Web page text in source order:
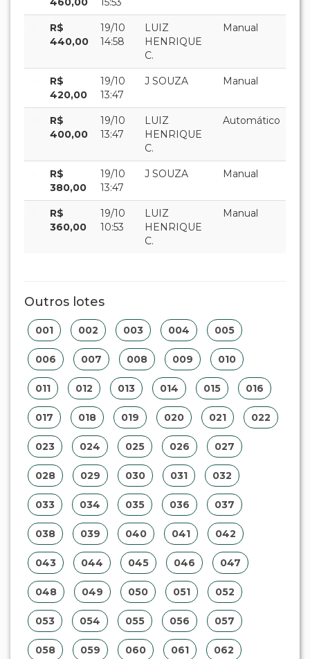
Outros lotes
006 008 009 010
013 014 016
023 026 027
028 029 030 031 032
033 034 036
048 049 050 051 052
053 054 055 056 057
058 059 060 061 062
063 064 065 066 067
068 069 070 071 072
073 074 075 076 077
078 079 080 081 082
083 084 085 086 087
088 089 090 091 092
093 094 095 096 097
098 099 100 101 102
104 105 106 107 108